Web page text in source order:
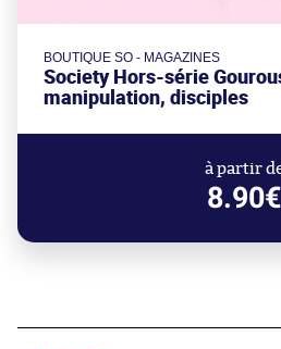
BOUTIQUE SO - MAGAZINES
Society Hors-série
manipulation, disciples
à partir
8.90€